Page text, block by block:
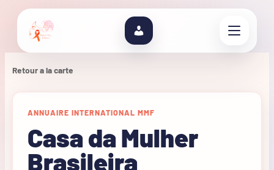
Retour a la carte
ANNUAIRE INTERNATIONAL MMF
Casa da Mulher
Brasileira